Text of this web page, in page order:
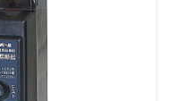
ネル
ード